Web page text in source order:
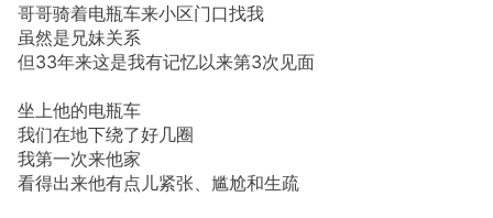
哥哥骑着电瓶车来小区门口找我
虽然是兄妹关系
但33年来这是我有记忆以来第3次见面
坐上他的电瓶车
我们在地下绕了好几圈
我第一次来他家
看得出来他有点儿紧张、尴尬和生疏